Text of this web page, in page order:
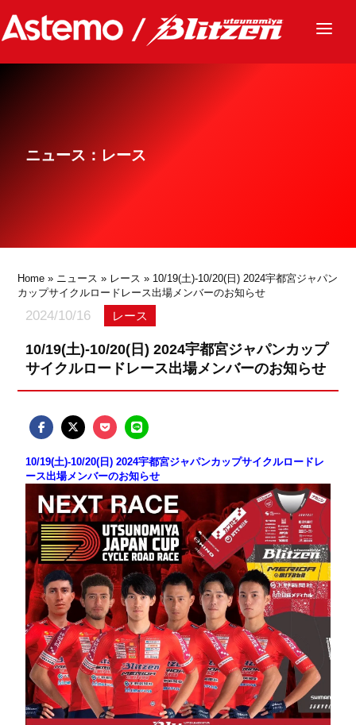
ニュース
グッズ
ニュース：レース
Home » ニュース » レース » 10/19(土)-10/20(日) 2024宇都宮ジャパン
カップサイクルロードレース出場メンバーのお知らせ
2024/10/16 レース
10/19(土)-10/20(日) 2024宇都宮ジャパンカップ
サイクルロードレース出場メンバーのお知らせ
10/19(土)-10/20(日) 2024宇都宮ジャパンカップサイクルロードレ
ース出場メンバーのお知らせ